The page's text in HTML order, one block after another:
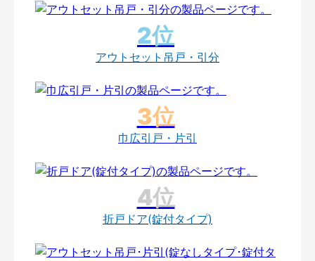
アウトセット吊戸・引分
巾広引戸・片引
折戸ドア(錠付タイプ)